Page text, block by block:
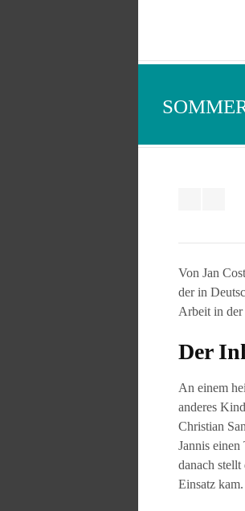
Von Jan
der in
Arbeit in der
Der
An einem
anderes
Christian
Jannis
danach
Einsatz